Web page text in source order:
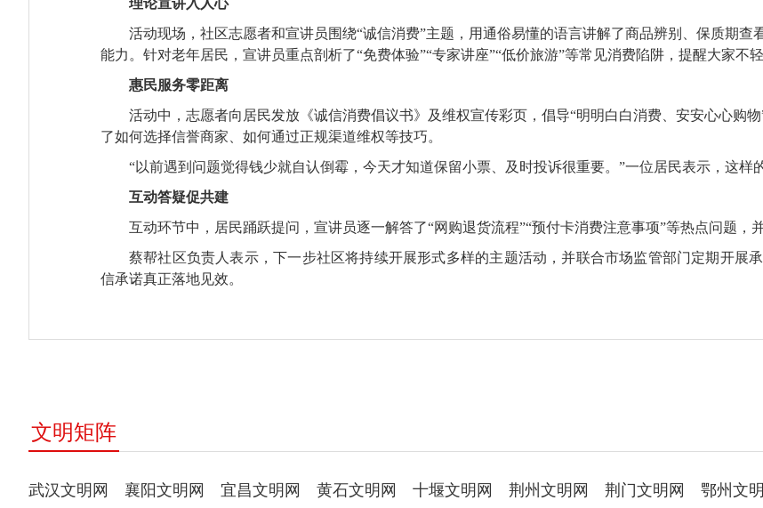
理论宣讲入人心
活动现场，社区志愿者和宣讲员围绕“诚信消费”主题，用通俗易懂的语言讲解了商品辨别、保质期
能力。针对老年居民，宣讲员重点剖析了“免费体验”“专家讲座”“低价旅游”等常见消费陷阱，提醒大家不
惠民服务零距离
活动中，志愿者向居民发放《诚信消费倡议书》及维权宣传彩页，倡导“明明白白消费、安安心心购
了如何选择信誉商家、如何通过正规渠道维权等技巧。
“以前遇到问题觉得钱少就自认倒霉，今天才知道保留小票、及时投诉很重要。”一位居民表示，这样
互动答疑促共建
互动环节中，居民踊跃提问，宣讲员逐一解答了“网购退货流程”“预付卡消费注意事项”等热点问题，
蔡帮社区负责人表示，下一步社区将持续开展形式多样的主题活动，并联合市场监管部门定期开展
信承诺真正落地见效。
文明矩阵
武汉文明网 襄阳文明网 宜昌文明网 黄石文明网 十堰文明网 荆州文明网 荆门文明网 鄂州文